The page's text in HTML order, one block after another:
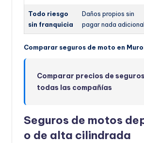
Todo riesgo
sin franquicia
Daños propios sin
pagar nada adicional
Comparar seguros de moto en
Comparar precios de
todas las compañías
Seguros de motos
o de alta cilindrada